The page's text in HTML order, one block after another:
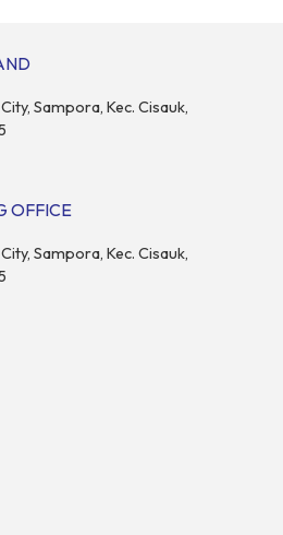
Sampora, Kec. Cisauk,
OFFICE
Sampora, Kec. Cisauk,